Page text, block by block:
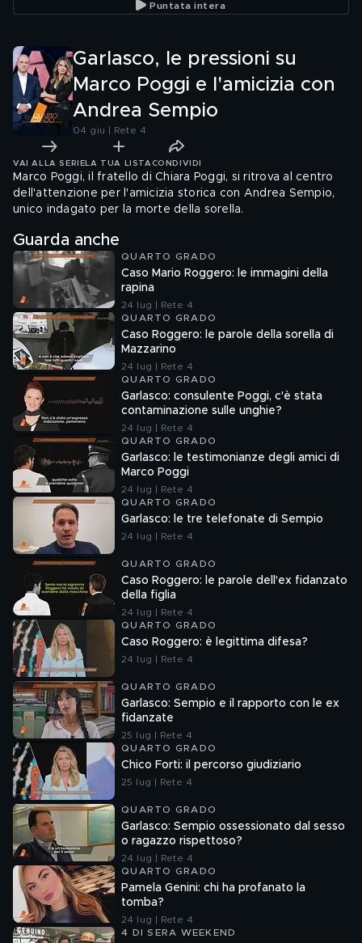
controllo"
Puntata intera
Garlasco, le pressioni su
Marco Poggi e l'amicizia con
Andrea Sempio
04 giu | Rete 4
VAI ALLA SERIE LA TUA LISTA CONDIVIDI
Marco Poggi, il fratello di Chiara Poggi, si ritrova al centro
dell'attenzione per l'amicizia storica con Andrea Sempio,
unico indagato per la morte della sorella.
Guarda anche
QUARTO GRADO
Caso Mario Roggero: le immagini della
rapina
24 lug | Rete 4
QUARTO GRADO
Caso Roggero: le parole della sorella di
Mazzarino
24 lug | Rete 4
QUARTO GRADO
Garlasco: consulente Poggi, c'è stata
contaminazione sulle unghie?
24 lug | Rete 4
QUARTO GRADO
Garlasco: le testimonianze degli amici di
Marco Poggi
24 lug | Rete 4
QUARTO GRADO
Garlasco: le tre telefonate di Sempio
24 lug | Rete 4
QUARTO GRADO
Caso Roggero: le parole dell'ex fidanzato
della figlia
24 lug | Rete 4
QUARTO GRADO
Caso Roggero: è legittima difesa?
24 lug | Rete 4
QUARTO GRADO
Garlasco: Sempio e il rapporto con le ex
fidanzate
25 lug | Rete 4
QUARTO GRADO
Chico Forti: il percorso giudiziario
25 lug | Rete 4
QUARTO GRADO
Garlasco: Sempio ossessionato dal sesso
o ragazzo rispettoso?
24 lug | Rete 4
QUARTO GRADO
Pamela Genini: chi ha profanato la
tomba?
24 lug | Rete 4
4 DI SERA WEEKEND